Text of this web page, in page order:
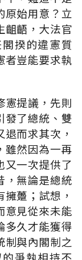
原始用意？立
齟齬，大法官
揆的違憲質
者豈能要求執
憲提議，先則
發了總統、雙
而求其次，
雖然因為一再
又一次提供了
，無論是總統
躉；試想，
意見從來未能
多久才能獲得
制與內閣制之
爭執相持不